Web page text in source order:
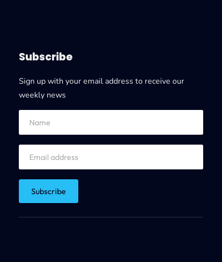
Subscribe
Sign up with your email address to receive our
weekly news